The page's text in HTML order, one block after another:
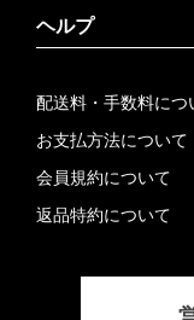
ヘルプ
配送料・手数料につ
お支払方法について
会員規約について
返品特約について